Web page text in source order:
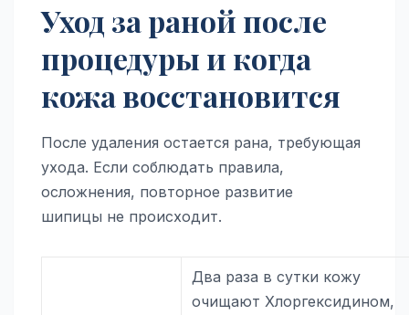
Уход за раной после
процедуры и когда
кожа восстановится
После удаления остается рана, требующая
ухода. Если соблюдать правила,
осложнения, повторное развитие
шипицы не происходит.
Два раза в сутки кожу
очищают Хлоргексидином,